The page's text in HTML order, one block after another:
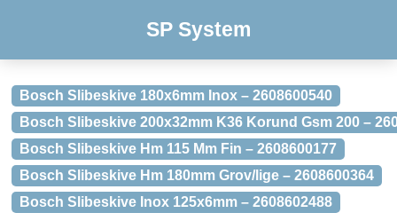
SP System
Bosch Slibeskive 180x6mm Inox – 2608600540
Bosch Slibeskive 200x32mm K36 Korund Gsm 200 –
Bosch Slibeskive Hm 115 Mm Fin – 2608600177
Bosch Slibeskive Hm 180mm Grov/lige – 2608600364
Bosch Slibeskive Inox 125x6mm – 2608602488